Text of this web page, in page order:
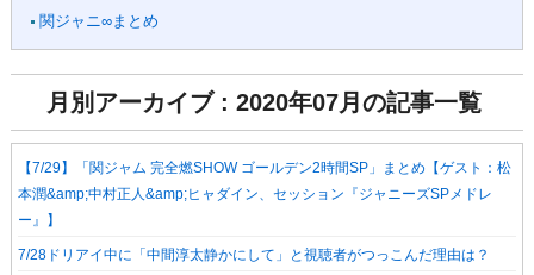
関ジャニ∞まとめ
月別アーカイブ : 2020年07月の記事一覧
【7/29】「関ジャム 完全燃SHOW ゴールデン2時間SP」まとめ【ゲスト：松
本潤&amp;中村正人&amp;ヒャダイン、セッション『ジャニーズSPメドレ
ー』】
7/28ドリアイ中に「中間淳太静かにして」と視聴者がつっこんだ理由は？